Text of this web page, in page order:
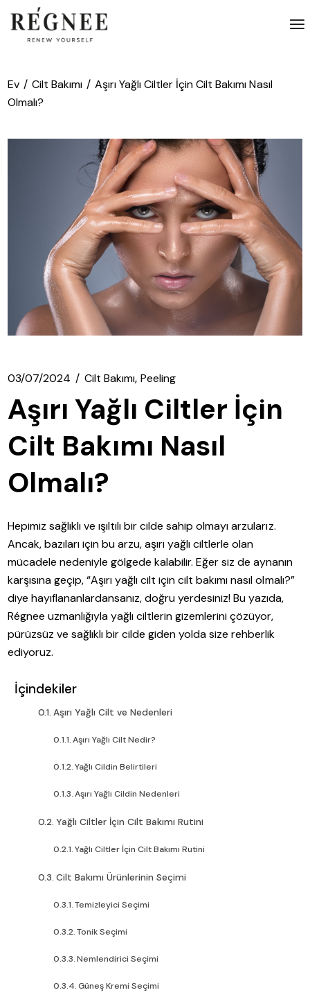
atla
Ev Cilt Bakımı
Aşırı Yağlı Ciltler İçin Cilt Bakımı Nasıl
Olmalı?
03/07/2024 Cilt Bakımı Peeling
Aşırı Yağlı Ciltler İçin
Cilt Bakımı Nasıl
Olmalı?
Hepimiz sağlıklı ve ışıltılı bir cilde sahip olmayı arzularız.
Ancak, bazıları için bu arzu, aşırı yağlı ciltlerle olan
mücadele nedeniyle gölgede kalabilir. Eğer siz de aynanın
karşısına geçip, “Aşırı yağlı cilt için cilt bakımı nasıl olmalı?”
diye hayıflananlardansanız, doğru yerdesiniz! Bu yazıda,
Régnee uzmanlığıyla yağlı ciltlerin gizemlerini çözüyor,
pürüzsüz ve sağlıklı bir cilde giden yolda size rehberlik
ediyoruz.
İçindekiler
Aşırı Yağlı Cilt ve Nedenleri
Aşırı Yağlı Cilt Nedir?
Yağlı Cildin Belirtileri
Aşırı Yağlı Cildin Nedenleri
Yağlı Ciltler İçin Cilt Bakımı Rutini
Yağlı Ciltler İçin Cilt Bakımı Rutini
Cilt Bakımı Ürünlerinin Seçimi
Temizleyici Seçimi
Tonik Seçimi
Nemlendirici Seçimi
Güneş Kremi Seçimi